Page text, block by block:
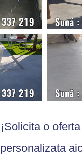
¡Solicita o
personalizata